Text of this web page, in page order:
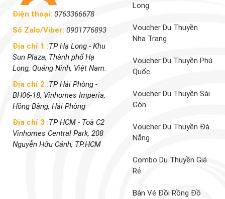
Điện thoại: 0763366678
Số Zalo/Viber: 0901776893
Địa chỉ 1 :TP Hạ Long - Khu
Sun Plaza, Thành phố Hạ
Long, Quảng Ninh, Việt Nam.
Địa chỉ 2 :TP Hải Phòng -
BH06-18, Vinhomes Imperia,
Hồng Bàng, Hải Phòng
Địa chỉ 3 :TP HCM - Toà C2
Vinhomes Central Park, 208
Nguyễn Hữu Cảnh, TP.HCM
Long
Voucher Du Thuyền
Nha Trang
Voucher Du Thuyền Phú
Quốc
Voucher Du Thuyền Sài
Gòn
Voucher Du Thuyền Đà
Nẵng
Combo Du Thuyền Giá
Rẻ
Bán Vé Đồi Rồng Đồ